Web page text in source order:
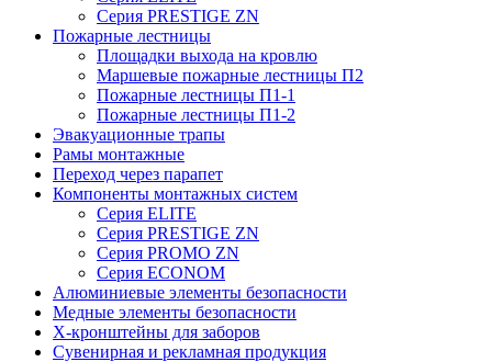
Серия PRESTIGE ZN
Пожарные лестницы
Площадки выхода на кровлю
Маршевые пожарные лестницы П2
Пожарные лестницы П1-1
Пожарные лестницы П1-2
Эвакуационные трапы
Рамы монтажные
Переход через парапет
Компоненты монтажных систем
Серия ELITE
Серия PRESTIGE ZN
Серия PROMO ZN
Серия ECONOM
Алюминиевые элементы безопасности
Медные элементы безопасности
X-кронштейны для заборов
Сувенирная и рекламная продукция